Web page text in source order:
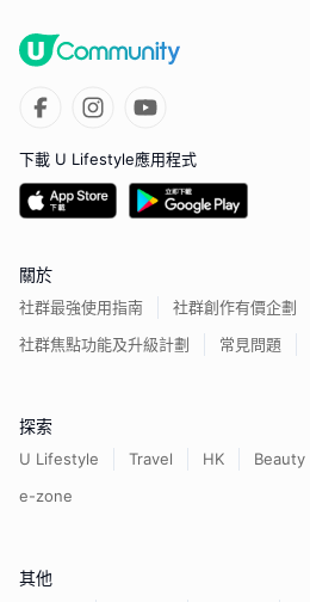
下載 U Lifestyle應用程式
關於
社群最強使用指南
社群創作有價企劃
社群焦點功能及升級計劃
常見問題
探索
U Lifestyle Travel HK Beauty
e-zone
其他